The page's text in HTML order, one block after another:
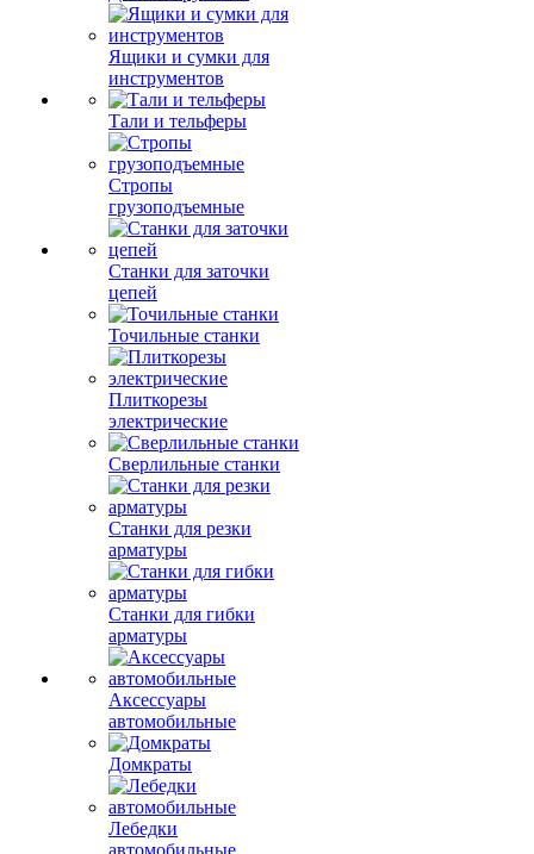
Ящики и сумки для
инструментов
Тали и тельферы
Стропы
грузоподъемные
Станки для заточки
цепей
Точильные станки
Плиткорезы
электрические
Сверлильные станки
Станки для резки
арматуры
Станки для гибки
арматуры
Аксессуары
автомобильные
Домкраты
Лебедки
автомобильные